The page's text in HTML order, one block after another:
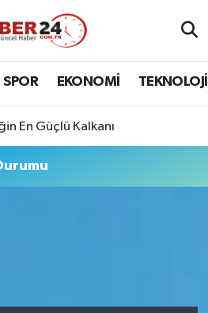
SPOR EKONOMİ TEKNOLOJİ
En Güçlü Kalkanı